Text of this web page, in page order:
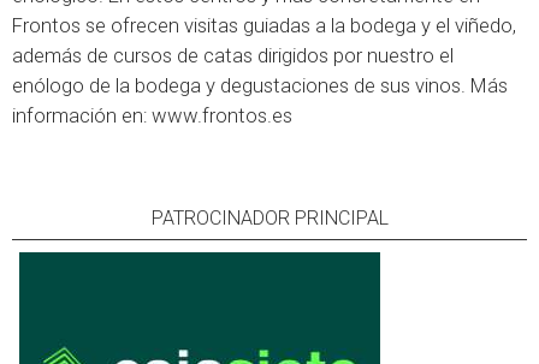
Frontos se ofrecen visitas guiadas a la bodega y el viñedo,
además de cursos de catas dirigidos por nuestro el
enólogo de la bodega y degustaciones de sus vinos. Más
información en: www.frontos.es
PATROCINADOR PRINCIPAL